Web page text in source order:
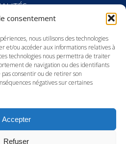
consentement
nous utilisons des technologies
et/ou accéder aux informations relatives à
technologies nous permettra de traiter
de navigation ou des identifiants
consentir ou de retirer son
négatives sur certaines
Accepter
Refuser
: Collaborateur junior droit
courant
Gagnier nommée World Bank